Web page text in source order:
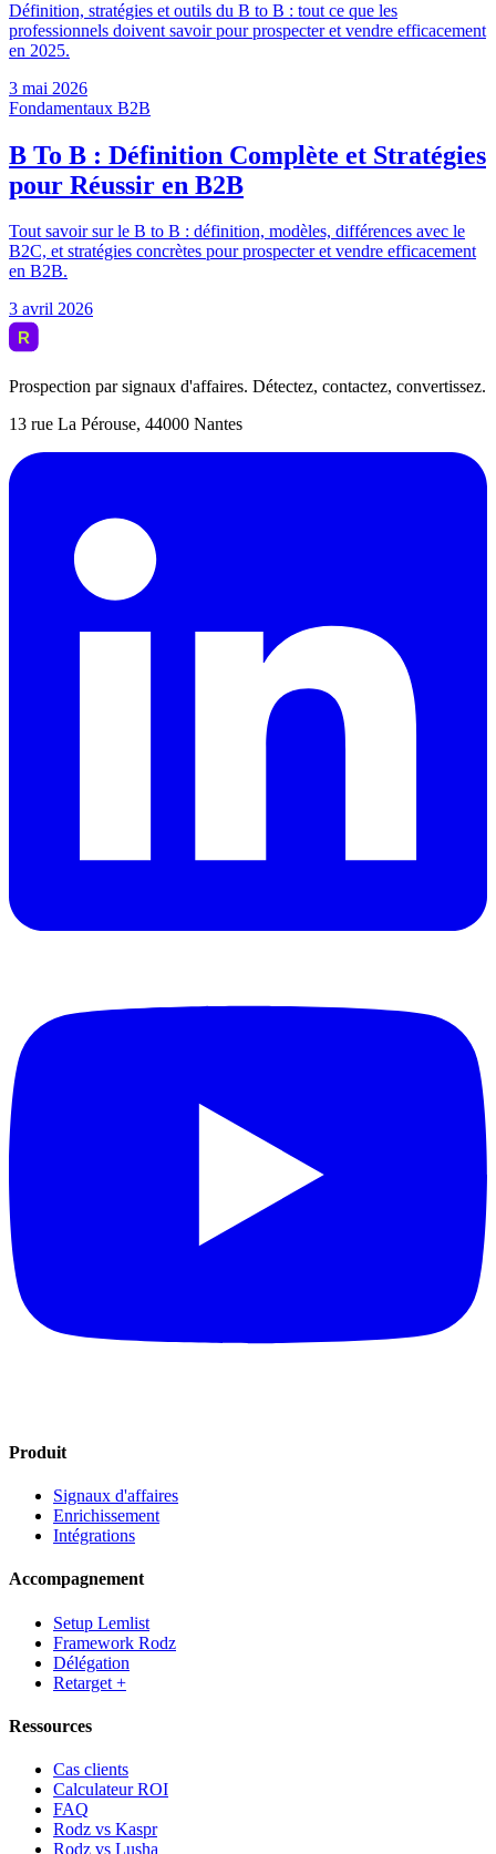
Prospection par signaux d'affaires. Détectez, contactez, convertissez.
13 rue La Pérouse, 44000 Nantes
Produit
Signaux d'affaires
Enrichissement
Intégrations
Accompagnement
Setup Lemlist
Framework Rodz
Délégation
Retarget +
Ressources
Cas clients
Calculateur ROI
FAQ
Rodz vs Kaspr
Rodz vs Lusha